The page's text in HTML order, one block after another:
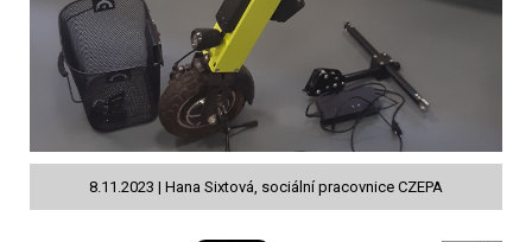
8.11.2023 | Hana Sixtová, sociální pracovnice CZEPA